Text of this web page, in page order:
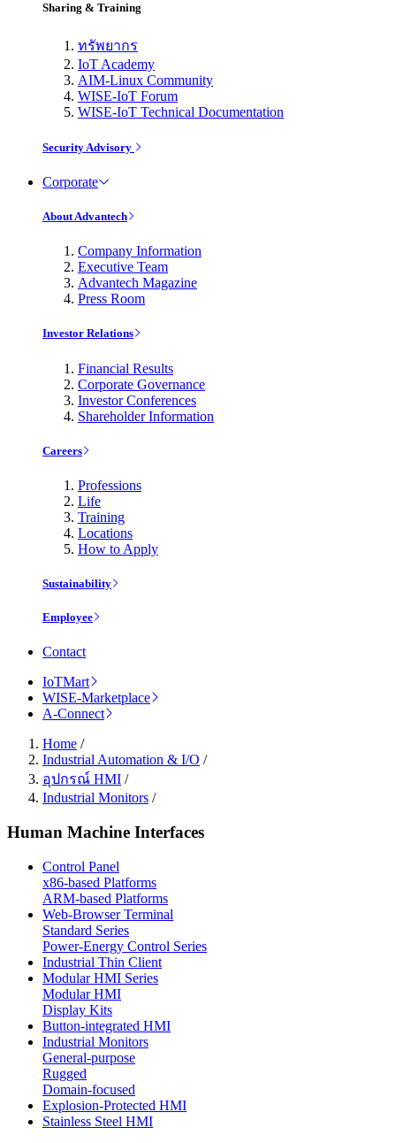
Sharing & Training
ทรัพยากร
IoT Academy
AIM-Linux Community
WISE-IoT Forum
WISE-IoT Technical Documentation
Security Advisory
Corporate
About Advantech
Company Information
Executive Team
Advantech Magazine
Press Room
Investor Relations
Financial Results
Corporate Governance
Investor Conferences
Shareholder Information
Careers
Professions
Life
Training
Locations
How to Apply
Sustainability
Employee
Contact
IoTMart
WISE-Marketplace
A-Connect
Home /
Industrial Automation & I/O /
อุปกรณ์ HMI /
Industrial Monitors /
Human Machine Interfaces
Control Panel
x86-based Platforms
ARM-based Platforms
Web-Browser Terminal
Standard Series
Power-Energy Control Series
Industrial Thin Client
Modular HMI Series
Modular HMI
Display Kits
Button-integrated HMI
Industrial Monitors
General-purpose
Rugged
Domain-focused
Explosion-Protected HMI
Stainless Steel HMI